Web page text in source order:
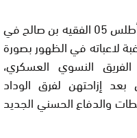
وأكد محمد سلاك رئيس فريق نادي أطلس 05 الفقيه بن صالح في
لاعباته في الظهور بصورة
النسوي العسكري،
إزاحتهن لفرق الوداد
والدفاع الحسني الجديد